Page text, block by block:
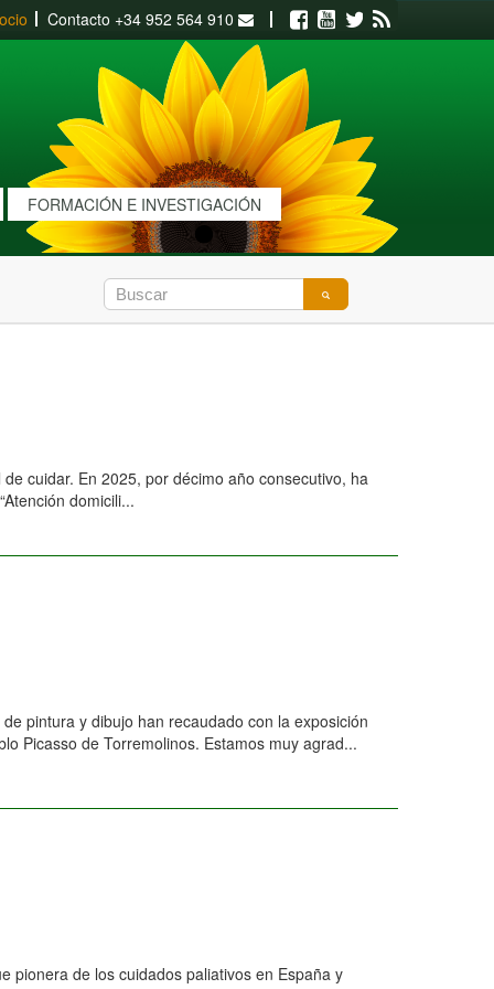
Contacto +34 952 564 910 Facebook
Youtube
Twitter
FORMACIÓN E INVESTIGACIÓN
cuidar. En 2025, por décimo año consecutivo, ha
domicili...
pintura y dibujo han recaudado con la exposición
Picasso de Torremolinos. Estamos muy agrad...
pionera de los cuidados paliativos en España y